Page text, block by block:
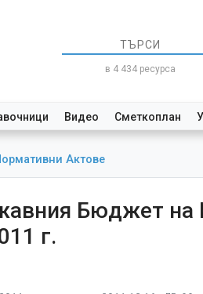
в 4 434 ресурса
Видео Сметкоплан
Актове
Бюджет на
г.